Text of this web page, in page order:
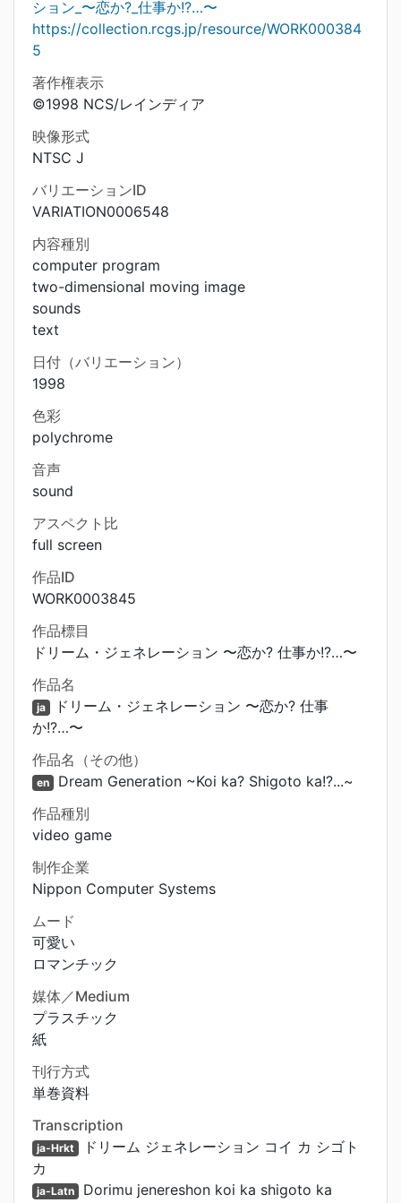
ション_〜恋か?_仕事か!?…〜
https://collection.rcgs.jp/resource/WORK000384
5
著作権表示
©1998 NCS/レインディア
映像形式
NTSC J
バリエーションID
VARIATION0006548
内容種別
computer program
two-dimensional moving image
sounds
text
日付（バリエーション）
1998
色彩
polychrome
音声
sound
アスペクト比
full screen
作品ID
WORK0003845
作品標目
ドリーム・ジェネレーション 〜恋か? 仕事か!?…〜
作品名
ja ドリーム・ジェネレーション 〜恋か? 仕事
か!?…〜
作品名（その他）
en Dream Generation ~Koi ka? Shigoto ka!?...~
作品種別
video game
制作企業
Nippon Computer Systems
ムード
可愛い
ロマンチック
媒体／Medium
プラスチック
紙
刊行方式
単巻資料
Transcription
ja-Hrkt ドリーム ジェネレーション コイ カ シゴト
カ
ja-Latn Dorimu jenereshon koi ka shigoto ka